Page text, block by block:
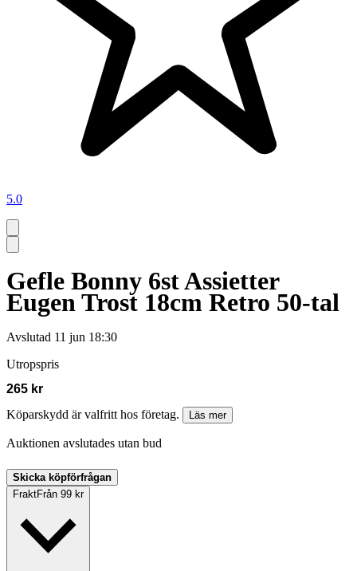
5.0
Gefle Bonny 6st Assietter
Eugen Trost 18cm Retro 50-tal
Avslutad 11 jun 18:30
Utropspris
265 kr
Köparskydd är valfritt hos företag.
Läs mer
Auktionen avslutades utan bud
Skicka köpförfrågan
FraktFrån 99 kr